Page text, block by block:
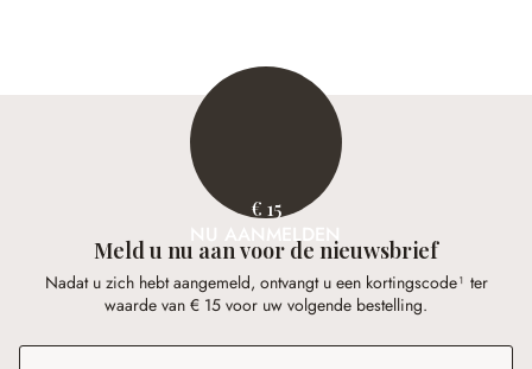
€ 15
NU AANMELDEN
Meld u nu aan voor de nieuwsbrief
Nadat u zich hebt aangemeld, ontvangt u een kortingscode¹ ter
waarde van € 15 voor uw volgende bestelling.
E-mailadres